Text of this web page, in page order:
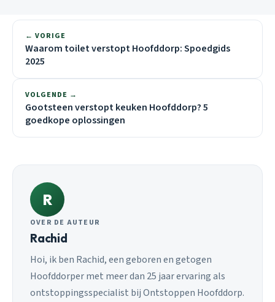
← VORIGE
Waarom toilet verstopt Hoofddorp: Spoedgids
2025
VOLGENDE →
Gootsteen verstopt keuken Hoofddorp? 5
goedkope oplossingen
R
OVER DE AUTEUR
Rachid
Hoi, ik ben Rachid, een geboren en getogen
Hoofddorper met meer dan 25 jaar ervaring als
ontstoppingsspecialist bij Ontstoppen Hoofddorp.